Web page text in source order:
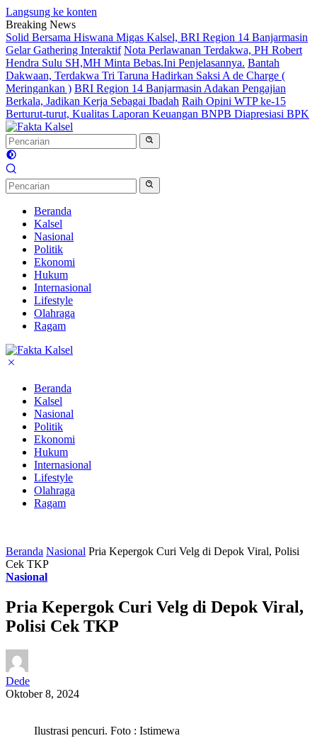
Langsung ke konten
Breaking News
Solid Bersama Hiswana Migas Kalsel, BRI Region 14 Banjarmasin
Gelar Gathering Interaktif Nota Perlawanan Terdakwa, PH Robert
Hendra Sulu SH,MH Minta Bebas.Ini Penjelasannya. Bantah
Dakwaan, Terdakwa Tri Taruna Hadirkan Saksi A de Charge (
Meringankan ) BRI Region 14 Banjarmasin Adakan Pengajian
Berkala, Jadikan Kerja Sebagai Ibadah Raih Opini WTP ke-15
Berturut-turut, Kualitas Laporan Keuangan BNPB Diapresiasi BPK
Beranda
Kalsel
Nasional
Politik
Ekonomi
Hukum
Internasional
Lifestyle
Olahraga
Ragam
Beranda
Kalsel
Nasional
Politik
Ekonomi
Hukum
Internasional
Lifestyle
Olahraga
Ragam
Beranda Nasional Pria Kepergok Curi Velg di Depok Viral, Polisi
Cek TKP
Nasional
Pria Kepergok Curi Velg di Depok Viral,
Polisi Cek TKP
Dede
Oktober 8, 2024
Ilustrasi pencuri. Foto : Istimewa